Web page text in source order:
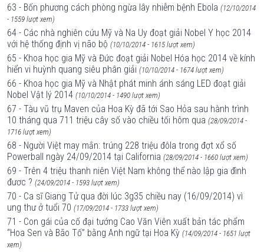
63 - Bốn phương cách phòng ngừa lây nhiễm bệnh Ebola (12/10/2014
- 1559 lượt xem)
64 - Các nhà nghiên cứu Mỹ và Na Uy đoạt giải Nobel Y học 2014
với hệ thống định vị não bộ (10/10/2014 - 1615 lượt xem)
65 - Khoa học gia Mỹ và Đức đoạt giải Nobel Hóa học 2014 về kính
hiển vi huỳnh quang siêu phân giải (10/10/2014 - 1674 lượt xem)
66 - Khoa học gia Mỹ và Nhật phát minh ánh sáng LED đoạt giải
Nobel Vật lý 2014 (10/10/2014 - 1490 lượt xem)
67 - Tàu vũ trụ Maven của Hoa Kỳ đã tới Sao Hỏa sau hành trình
10 tháng qua 711 triệu cây số vào chiều tối hôm qua (28/09/2014 -
1716 lượt xem)
68 - Người Việt may mắn: trúng 228 triệu đôla trong đợt xổ số
Powerball ngày 24/09/2014 tại California (28/09/2014 - 1660 lượt xem)
69 - Trên 4 triệu thanh niên Việt Nam không thể nào lập gia đình
đươc ? (24/09/2014 - 1593 lượt xem)
70 - Ca sĩ Giang Tử qua đời lúc 3g35 chiều nay (16/09/2014) vì
ung thư ở tuổi 70 (17/09/2014 - 1733 lượt xem)
71 - Con gái của cố đại tướng Cao Văn Viên xuất bản tác phẩm
“Hoa Sen và Bão Tố” bằng Anh ngữ tại Hoa Kỳ (14/09/2014 - 1651 lượt
xem)